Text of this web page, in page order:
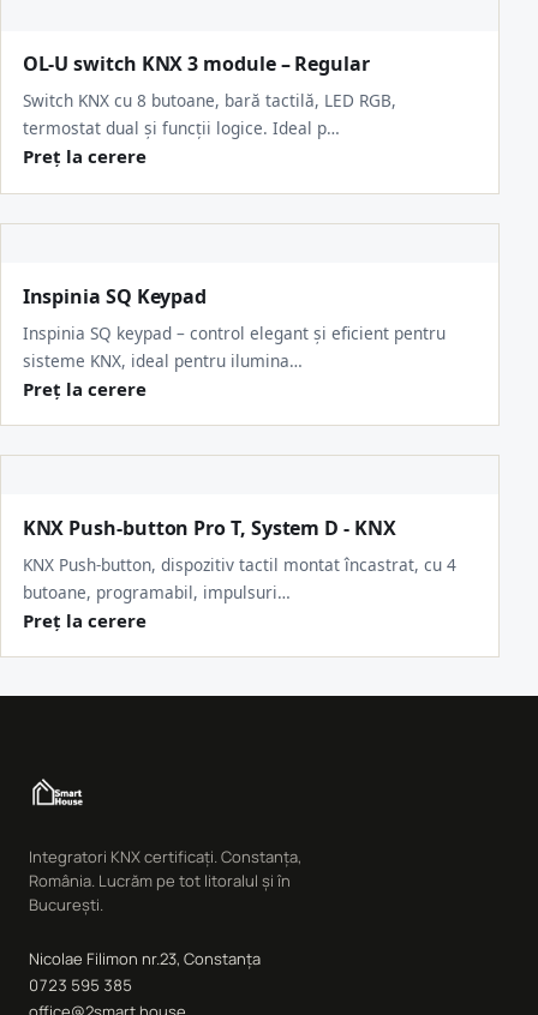
OL-U switch KNX 3 module – Regular
Switch KNX cu 8 butoane, bară tactilă, LED RGB,
termostat dual și funcții logice. Ideal p…
Preț la cerere
Inspinia SQ Keypad
Inspinia SQ keypad – control elegant și eficient pentru
sisteme KNX, ideal pentru ilumina…
Preț la cerere
KNX Push-button Pro T, System D - KNX
KNX Push-button, dispozitiv tactil montat încastrat, cu 4
butoane, programabil, impulsuri…
Preț la cerere
Integratori KNX certificați. Constanța,
România. Lucrăm pe tot litoralul și în
București.
Nicolae Filimon nr.23, Constanța
0723 595 385